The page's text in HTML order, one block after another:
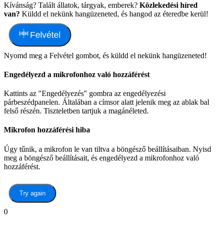
Kívánság? Talált állatok, tárgyak, emberek? Közlekedési híred
van? Küldd el nekünk hangüzeneted, és hangod az éteredbe kerül!
Felvétel
Nyomd meg a Felvétel gombot, és küldd el nekünk hangüzeneted!
Engedélyezd a mikrofonhoz való hozzáférést
Kattints az "Engedélyezés" gombra az engedélyezési
párbeszédpanelen. Általában a címsor alatt jelenik meg az ablak bal
felső részén. Tiszteletben tartjuk a magánéleted.
Mikrofon hozzáférési hiba
Úgy tűnik, a mikrofon le van tiltva a böngésző beállításaiban. Nyisd
meg a böngésző beállításait, és engedélyezd a mikrofonhoz való
hozzáférést.
Try again
0